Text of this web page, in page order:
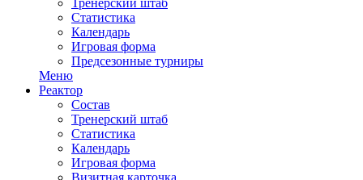
Тренерский штаб
Статистика
Календарь
Игровая форма
Предсезонные турниры
Меню
Реактор
Состав
Тренерский штаб
Статистика
Календарь
Игровая форма
Визитная карточка